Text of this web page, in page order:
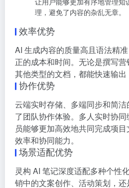
理，避免了内容的杂乱无章。
效率优势
AI 生成内容的质量高且语法精
正的成本和时间。无论是撰写
其他类型的文档，都能快速输出
协作优势
云端实时存储、多端同步和简
了团队协作体验。多人实时协
员能够更加高效地共同完成项
效率和协同能力。
场景适配优势
灵构 AI 笔记深度适配多种个性
销中的文案创作、活动策划，